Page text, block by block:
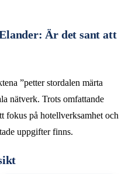
Är det sant att
”petter stordalen märta
nätverk. Trots omfattande
fokus på hotellverksamhet och
uppgifter finns.